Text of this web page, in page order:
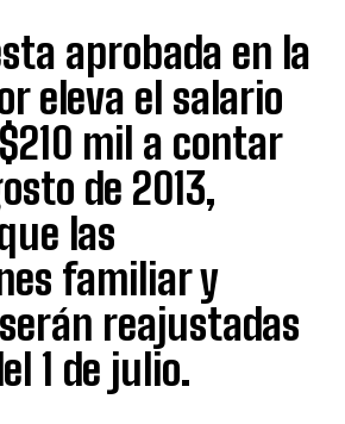
aprobada en la
eleva el salario
mil a contar
de 2013,
las
familiar y
reajustadas
1 de julio.